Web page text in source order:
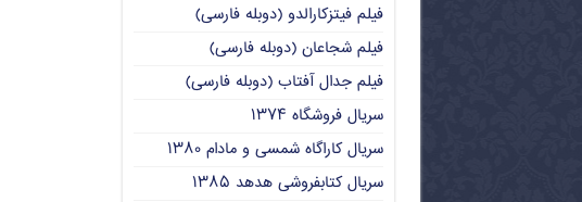
فیلم فیتزکارالدو (دوبله فارسی)
فیلم شجاعان (دوبله فارسی)
فیلم جدال آفتاب (دوبله فارسی)
سریال فروشگاه ۱۳۷۴
سریال کاراگاه شمسی و مادام ۱۳۸۰
سریال کتابفروشی هدهد ۱۳۸۵